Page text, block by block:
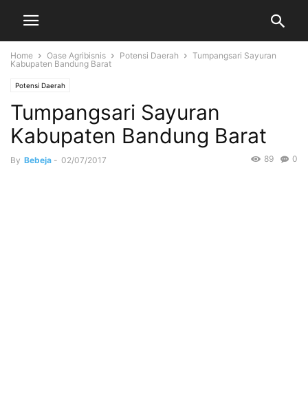
Home Oase Agribisnis Potensi Daerah
Tumpangsari Sayuran
Kabupaten Bandung Barat
Potensi Daerah
Tumpangsari Sayuran
Kabupaten Bandung Barat
By Bebeja - 02/07/2017 0
89